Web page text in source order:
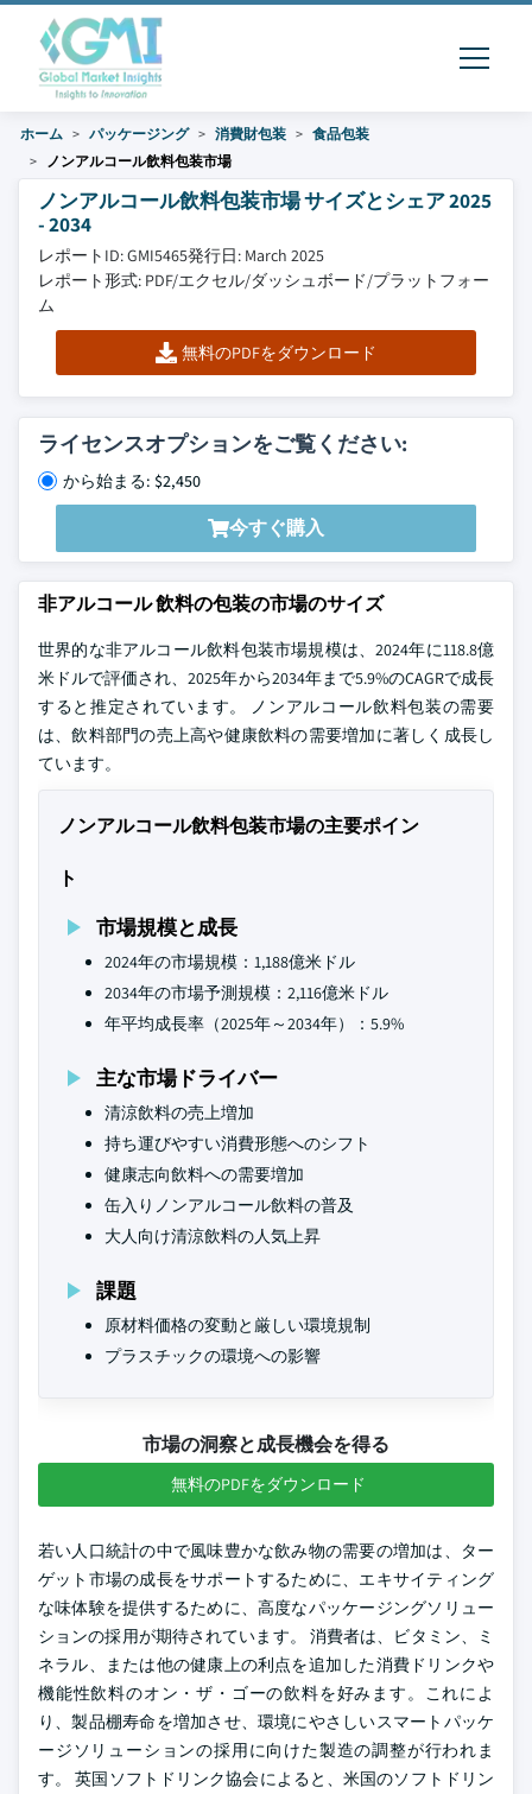
ホーム パッケージング 消費財包装
食品包装
ノンアルコール飲料包装市場
ノンアルコール飲料包装市場 サイズとシェア 2025
- 2034
レポートID: GMI5465発行日: March 2025
レポート形式: PDF/エクセル/ダッシュボード/プラットフォー
ム
無料のPDFをダウンロード
ライセンスオプションをご覧ください:
から始まる: $2,450
今すぐ購入
非アルコール 飲料の包装の市場のサイズ
世界的な非アルコール飲料包装市場規模は、2024年に118.8億
米ドルで評価され、2025年から2034年まで5.9%のCAGRで成長
すると推定されています。 ノンアルコール飲料包装の需要
は、飲料部門の売上高や健康飲料の需要増加に著しく成長し
ています。
ノンアルコール飲料包装市場の主要ポイン
ト
市場規模と成長
2024年の市場規模：1,188億米ドル
2034年の市場予測規模：2,116億米ドル
年平均成長率（2025年～2034年）：5.9%
主な市場ドライバー
清涼飲料の売上増加
持ち運びやすい消費形態へのシフト
健康志向飲料への需要増加
缶入りノンアルコール飲料の普及
大人向け清涼飲料の人気上昇
課題
原材料価格の変動と厳しい環境規制
プラスチックの環境への影響
市場の洞察と成長機会を得る
無料のPDFをダウンロード
若い人口統計の中で風味豊かな飲み物の需要の増加は、ター
ゲット市場の成長をサポートするために、エキサイティング
な味体験を提供するために、高度なパッケージングソリュー
ションの採用が期待されています。 消費者は、ビタミン、ミ
ネラル、または他の健康上の利点を追加した消費ドリンクや
機能性飲料のオン・ザ・ゴーの飲料を好みます。これによ
り、製品棚寿命を増加させ、環境にやさしいスマートパッケ
ージソリューションの採用に向けた製造の調整が行われま
す。 英国ソフトドリンク協会によると、米国のソフトドリン